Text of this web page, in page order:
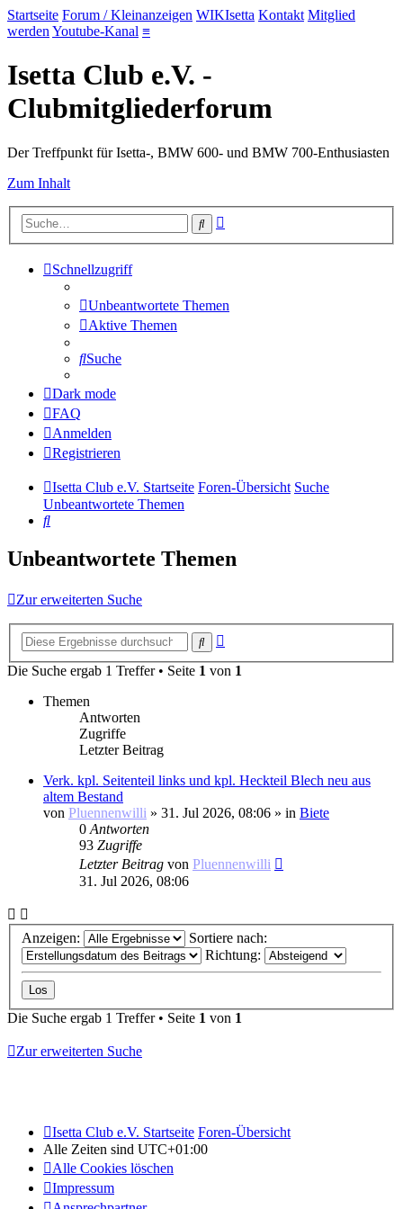
Startseite Forum / Kleinanzeigen WIKIsetta Kontakt Mitglied
werden Youtube-Kanal ≡
Isetta Club e.V. -
Clubmitgliederforum
Der Treffpunkt für Isetta-, BMW 600- und BMW 700-Enthusiasten
Zum Inhalt
Suche
Schnellzugriff
Unbeantwortete Themen
Aktive Themen
Suche
Dark mode
FAQ
Anmelden
Registrieren
Isetta Club e.V. Startseite Foren-Übersicht Suche
Unbeantwortete Themen
Suche
Unbeantwortete Themen
Zur erweiterten Suche
Suche
Die Suche ergab 1 Treffer • Seite 1 von 1
Themen
Antworten
Zugriffe
Letzter Beitrag
Verk. kpl. Seitenteil links und kpl. Heckteil Blech neu aus
altem Bestand
von Pluennenwilli » 31. Jul 2026, 08:06 » in Biete
0 Antworten
93 Zugriffe
Letzter Beitrag von Pluennenwilli
31. Jul 2026, 08:06
Anzeigen:
Sortiere nach:
Richtung:
Die Suche ergab 1 Treffer • Seite 1 von 1
Zur erweiterten Suche
Isetta Club e.V. Startseite Foren-Übersicht
Alle Zeiten sind UTC+01:00
Alle Cookies löschen
Impressum